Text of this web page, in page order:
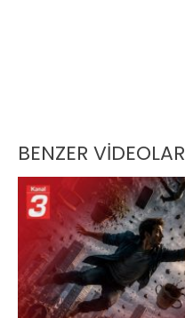
BENZER VİDEOLAR